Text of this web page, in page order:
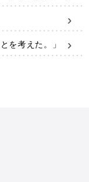
を考えた。」